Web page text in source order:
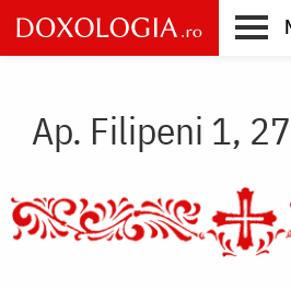
Skip
to
main
Ap. Filipeni 1,